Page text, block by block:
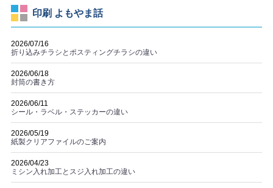
印刷 よもやま話
2026/07/16
折り込みチラシとポスティングチラシの違い
2026/06/18
封筒の書き方
2026/06/11
シール・ラベル・ステッカーの違い
2026/05/19
紙製クリアファイルのご案内
2026/04/23
ミシン入れ加工とスジ入れ加工の違い